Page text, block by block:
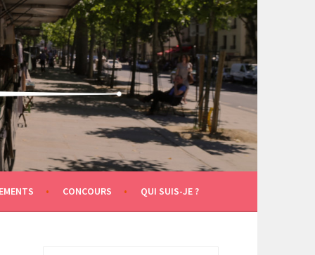
CONCOURS QUI SUIS-JE ?